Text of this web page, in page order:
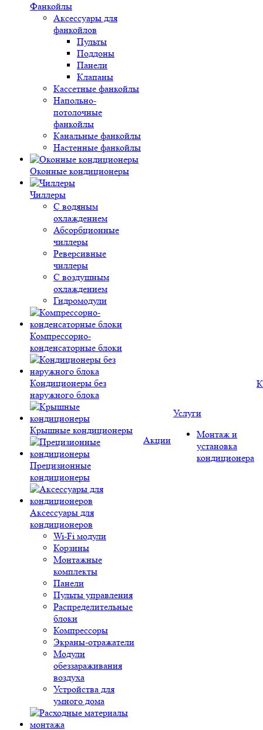
Фанкойлы
Аксессуары для
фанкойлов
Пульты
Поддоны
Панели
Клапаны
Кассетные фанкойлы
Напольно-
потолочные
фанкойлы
Канальные фанкойлы
Настенные фанкойлы
Оконные кондиционеры
Чиллеры
С водяным
охлаждением
Абсорбционные
чиллеры
Реверсивные
чиллеры
С воздушным
охлаждением
Гидромодули
Компрессорно-
конденсаторные блоки
Кондиционеры без
наружного блока
Крышные кондиционеры
Прецизионные
кондиционеры
Аксессуары для
кондиционеров
Wi-Fi модули
Корзины
Монтажные
комплекты
Панели
Пульты управления
Распределительные
блоки
Компрессоры
Экраны-отражатели
Модули
обеззараживания
воздуха
Устройства для
умного дома
Акции
Услуги
Монтаж и
установка
кондиционера